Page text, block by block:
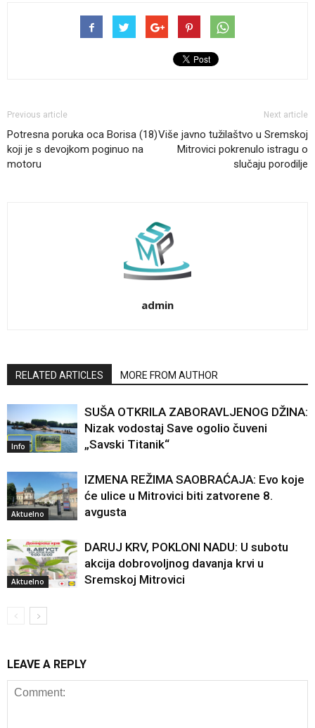
Previous article
Potresna poruka oca Borisa (18)
koji je s devojkom poginuo na
motoru
Next article
Više javno tužilaštvo u Sremskoj
Mitrovici pokrenulo istragu o
slučaju porodilje
admin
RELATED ARTICLES MORE FROM AUTHOR
Info
SUŠA OTKRILA ZABORAVLJENOG DŽINA:
Nizak vodostaj Save ogolio čuveni
„Savski Titanik“
Aktuelno
IZMENA REŽIMA SAOBRAĆAJA: Evo koje
će ulice u Mitrovici biti zatvorene 8.
avgusta
Aktuelno
DARUJ KRV, POKLONI NADU: U subotu
akcija dobrovoljnog davanja krvi u
Sremskoj Mitrovici
LEAVE A REPLY